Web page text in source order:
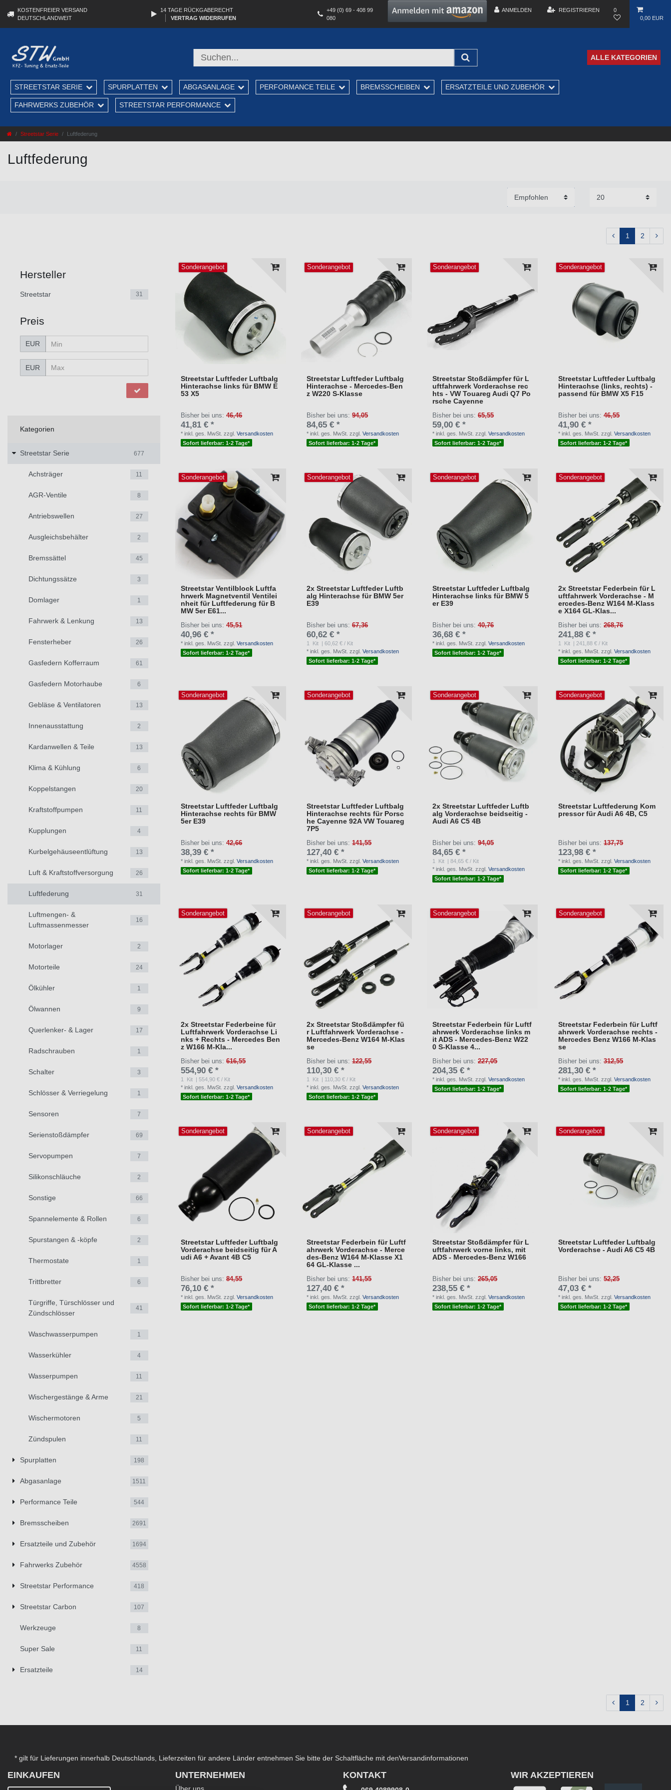
KOSTENFREIER VERSAND
DEUTSCHLANDWEIT
14 TAGE RÜCKGABERECHT
VERTRAG WIDERRUFEN
+49 (0) 69 - 408 99
080
ANMELDEN REGISTRIEREN
0
0,00 EUR
ALLE KATEGORIEN
STREETSTAR SERIE SPURPLATTEN ABGASANLAGE PERFORMANCE TEILE BREMSSCHEIBEN ERSATZTEILE UND ZUBEHÖR
FAHRWERKS ZUBEHÖR STREETSTAR PERFORMANCE
Streetstar Serie Luftfederung
Luftfederung
1 2
Hersteller
Streetstar 31
Preis
EUR
EUR
Kategorien
Streetstar Serie 677
Achsträger 11
AGR-Ventile 8
Antriebswellen 27
Ausgleichsbehälter 2
Bremssättel 45
Dichtungssätze 3
Domlager 1
Fahrwerk & Lenkung 13
Fensterheber 26
Gasfedern Kofferraum 61
Gasfedern Motorhaube 6
Gebläse & Ventilatoren 13
Innenausstattung 2
Kardanwellen & Teile 13
Klima & Kühlung 6
Koppelstangen 20
Kraftstoffpumpen 11
Kupplungen 4
Kurbelgehäuseentlüftung 13
Luft & Kraftstoffversorgung 26
Luftfederung 31
Luftmengen- &
Luftmassenmesser
16
Motorlager 2
Motorteile 24
Ölkühler 1
Ölwannen 9
Querlenker- & Lager 17
Radschrauben 1
Schalter 3
Schlösser & Verriegelung 1
Sensoren 7
Serienstoßdämpfer 69
Servopumpen 7
Silikonschläuche 2
Sonstige 66
Spannelemente & Rollen 6
Spurstangen & -köpfe 2
Thermostate 1
Trittbretter 6
Türgriffe, Türschlösser und
Zündschlösser
41
Waschwasserpumpen 1
Wasserkühler 4
Wasserpumpen 11
Wischergestänge & Arme 21
Wischermotoren 5
Zündspulen 11
Spurplatten 198
Abgasanlage 1511
Performance Teile 544
Bremsscheiben 2691
Ersatzteile und Zubehör 1694
Fahrwerks Zubehör 4558
Streetstar Performance 418
Streetstar Carbon 107
Werkzeuge 8
Super Sale 11
Ersatzteile 14
Sonderangebot
Streetstar Luftfeder Luftbalg
Hinterachse links für BMW E
53 X5
Bisher bei uns:46,46
41,81 € *
*inkl. ges. MwSt. zzgl.Versandkosten
Sofort lieferbar: 1-2 Tage*
Sonderangebot
Streetstar Luftfeder Luftbalg
Hinterachse - Mercedes-Ben
z W220 S-Klasse
Bisher bei uns:94,05
84,65 € *
*inkl. ges. MwSt. zzgl.Versandkosten
Sofort lieferbar: 1-2 Tage*
Sonderangebot
Streetstar Stoßdämpfer für L
uftfahrwerk Vorderachse rec
hts - VW Touareg Audi Q7 Po
rsche Cayenne
Bisher bei uns:65,55
59,00 € *
*inkl. ges. MwSt. zzgl.Versandkosten
Sofort lieferbar: 1-2 Tage*
Sonderangebot
Streetstar Luftfeder Luftbalg
Hinterachse (links, rechts) -
passend für BMW X5 F15
Bisher bei uns:46,55
41,90 € *
*inkl. ges. MwSt. zzgl.Versandkosten
Sofort lieferbar: 1-2 Tage*
Sonderangebot
Streetstar Ventilblock Luftfa
hrwerk Magnetventil Ventilei
nheit für Luftfederung für B
MW 5er E61...
Bisher bei uns:45,51
40,96 € *
*inkl. ges. MwSt. zzgl.Versandkosten
Sofort lieferbar: 1-2 Tage*
Sonderangebot
2x Streetstar Luftfeder Luftb
alg Hinterachse für BMW 5er
E39
Bisher bei uns:67,36
60,62 € *
1 Kit | 60,62 € / Kit
*inkl. ges. MwSt. zzgl.Versandkosten
Sofort lieferbar: 1-2 Tage*
Sonderangebot
Streetstar Luftfeder Luftbalg
Hinterachse links für BMW 5
er E39
Bisher bei uns:40,76
36,68 € *
*inkl. ges. MwSt. zzgl.Versandkosten
Sofort lieferbar: 1-2 Tage*
Sonderangebot
2x Streetstar Federbein für L
uftfahrwerk Vorderachse - M
ercedes-Benz W164 M-Klass
e X164 GL-Klas...
Bisher bei uns:268,76
241,88 € *
1 Kit | 241,88 € / Kit
*inkl. ges. MwSt. zzgl.Versandkosten
Sofort lieferbar: 1-2 Tage*
Sonderangebot
Streetstar Luftfeder Luftbalg
Hinterachse rechts für BMW
5er E39
Bisher bei uns:42,66
38,39 € *
*inkl. ges. MwSt. zzgl.Versandkosten
Sofort lieferbar: 1-2 Tage*
Sonderangebot
Streetstar Luftfeder Luftbalg
Hinterachse rechts für Porsc
he Cayenne 92A VW Touareg
7P5
Bisher bei uns:141,55
127,40 € *
*inkl. ges. MwSt. zzgl.Versandkosten
Sofort lieferbar: 1-2 Tage*
Sonderangebot
2x Streetstar Luftfeder Luftb
alg Vorderachse beidseitig -
Audi A6 C5 4B
Bisher bei uns:94,05
84,65 € *
1 Kit
| 84,65 € / Kit
*inkl. ges. MwSt. zzgl.Versandkosten
Sofort lieferbar: 1-2 Tage*
Sonderangebot
Streetstar Luftfederung Kom
pressor für Audi A6 4B, C5
Bisher bei uns:137,75
123,98 € *
*inkl. ges. MwSt. zzgl.Versandkosten
Sofort lieferbar: 1-2 Tage*
Sonderangebot
2x Streetstar Federbeine für
Luftfahrwerk Vorderachse Li
nks + Rechts - Mercedes Ben
z W166 M-Kla...
Bisher bei uns:616,55
554,90 € *
1 Kit | 554,90 € / Kit
*inkl. ges. MwSt. zzgl.Versandkosten
Sofort lieferbar: 1-2 Tage*
Sonderangebot
2x Streetstar Stoßdämpfer fü
r Luftfahrwerk Vorderachse -
Mercedes-Benz W164 M-Klas
se
Bisher bei uns:122,55
110,30 € *
1 Kit | 110,30 € / Kit
*inkl. ges. MwSt. zzgl.Versandkosten
Sofort lieferbar: 1-2 Tage*
Sonderangebot
Streetstar Federbein für Luftf
ahrwerk Vorderachse links m
it ADS - Mercedes-Benz W22
0 S-Klasse 4...
Bisher bei uns:227,05
204,35 € *
*inkl. ges. MwSt. zzgl.Versandkosten
Sofort lieferbar: 1-2 Tage*
Sonderangebot
Streetstar Federbein für Luftf
ahrwerk Vorderachse rechts -
Mercedes Benz W166 M-Klas
se
Bisher bei uns:312,55
281,30 € *
*inkl. ges. MwSt. zzgl.Versandkosten
Sofort lieferbar: 1-2 Tage*
Sonderangebot
Streetstar Luftfeder Luftbalg
Vorderachse beidseitig für A
udi A6 + Avant 4B C5
Bisher bei uns:84,55
76,10 € *
*inkl. ges. MwSt. zzgl.Versandkosten
Sofort lieferbar: 1-2 Tage*
Sonderangebot
Streetstar Federbein für Luftf
ahrwerk Vorderachse - Merce
des-Benz W164 M-Klasse X1
64 GL-Klasse ...
Bisher bei uns:141,55
127,40 € *
*inkl. ges. MwSt. zzgl.Versandkosten
Sofort lieferbar: 1-2 Tage*
Sonderangebot
Streetstar Stoßdämpfer für L
uftfahrwerk vorne links, mit
ADS - Mercedes-Benz W166
Bisher bei uns:265,05
238,55 € *
*inkl. ges. MwSt. zzgl.Versandkosten
Sofort lieferbar: 1-2 Tage*
Sonderangebot
Streetstar Luftfeder Luftbalg
Vorderachse - Audi A6 C5 4B
Bisher bei uns:52,25
47,03 € *
*inkl. ges. MwSt. zzgl.Versandkosten
Sofort lieferbar: 1-2 Tage*
1 2
* gilt für Lieferungen innerhalb Deutschlands, Lieferzeiten für andere Länder entnehmen Sie bitte der Schaltfläche mit denVersandinformationen
EINKAUFEN UNTERNEHMEN KONTAKT WIR AKZEPTIEREN